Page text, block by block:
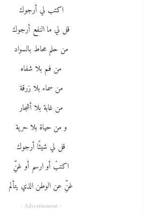
اكتب لي أرجوك
قل لي ما النفع أرجوك
من حلم محاط بالسواد
من فم بلا شفاه
من سماء بلا زرقة
من غابة بلا أشجار
و من حياة بلا حرية
قل لي شيئًا أرجوك
اكتبْ أو ارسم أو غنِّ
غنِّ عن الوطن الذي يتألم
- Advertisement -